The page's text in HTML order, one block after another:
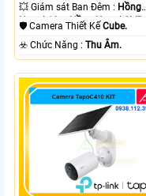
💥 Giám sát Ban Đêm : Hồng
Ngoại 10m Hồng Ngoại SMD.
🛡 Camera Thiết KếCube.
️☣️ Chức Năng :Thu Âm.